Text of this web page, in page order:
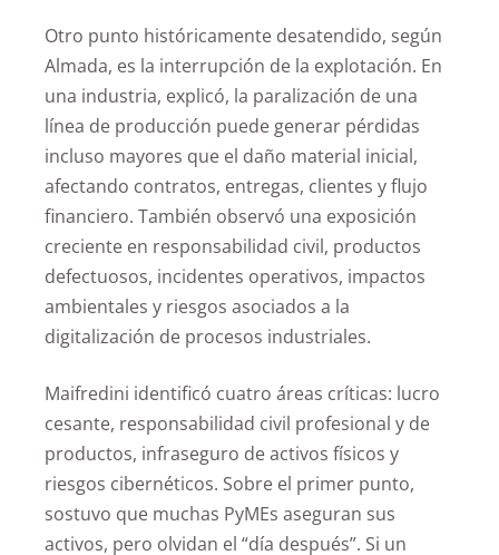
Otro punto históricamente desatendido, según
Almada, es la interrupción de la explotación. En
una industria, explicó, la paralización de una
línea de producción puede generar pérdidas
incluso mayores que el daño material inicial,
afectando contratos, entregas, clientes y flujo
financiero. También observó una exposición
creciente en responsabilidad civil, productos
defectuosos, incidentes operativos, impactos
ambientales y riesgos asociados a la
digitalización de procesos industriales.
Maifredini identificó cuatro áreas críticas: lucro
cesante, responsabilidad civil profesional y de
productos, infraseguro de activos físicos y
riesgos cibernéticos. Sobre el primer punto,
sostuvo que muchas PyMEs aseguran sus
activos, pero olvidan el “día después”. Si un